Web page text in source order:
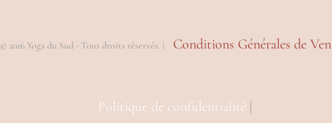
© 2026 Yoga du Sud - Tous droits réservés. | Conditions Générales de
Politique de confidentialité